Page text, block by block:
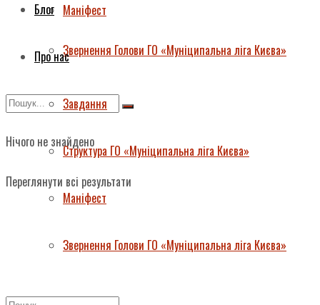
Маніфест
Звернення Голови ГО «Муніципальна ліга Києва»
Нічого не знайдено
Переглянути всі результати
Блог
Про нас
Завдання
Структура ГО «Муніципальна ліга Києва»
Маніфест
Звернення Голови ГО «Муніципальна ліга Києва»